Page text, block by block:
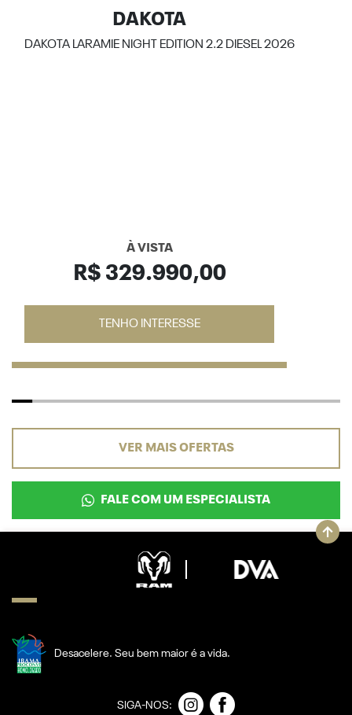
DAKOTA
DAKOTA LARAMIE NIGHT EDITION 2.2 DIESEL 2026
À VISTA
R$ 329.990,00
TENHO INTERESSE
VER MAIS OFERTAS
FALE COM UM ESPECIALISTA
Desacelere. Seu bem maior é a vida.
SIGA-NOS: